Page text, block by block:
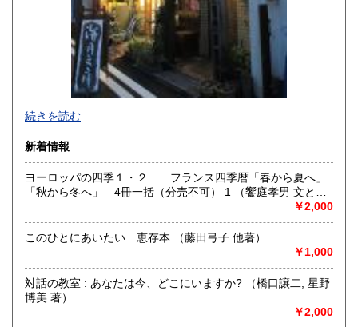
250円
沿線名：-
最寄駅：-
営業時間：事務所(無店舗)、事務所併設のギャラリーのみ不
定期OPEN
定休日：古本屋として店舗営業はしていません。
続きを読む
新着情報
ヨーロッパの四季１・２ フランス四季暦「春から夏へ」
「秋から冬へ」 4冊一括（分売不可） 1 （饗庭孝男 文と写
￥2,000
このひとにあいたい 恵存本 （藤田弓子 他著）
￥1,000
対話の教室 : あなたは今、どこにいますか? （橋口譲二, 星野
博美 著）
￥2,000